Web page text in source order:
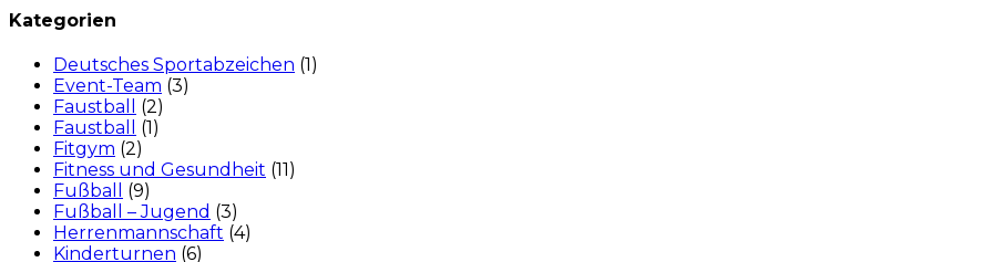
Kategorien
Deutsches Sportabzeichen (1)
Event-Team (3)
Faustball
(2)
Faustball
(1)
Fitgym (2)
Fitness und Gesundheit (11)
Fußball
(9)
Fußball – Jugend (3)
Herrenmannschaft (4)
Kinderturnen (6)